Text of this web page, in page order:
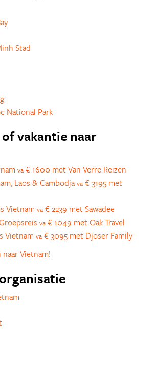
Stad
National Park
vakantie naar
va € 1600 met Van Verre Reizen
Laos & Cambodja va € 3195 met
Vietnam va € 2239 met Sawadee
va € 1049 met Oak Travel
Vietnam va € 3095 met Djoser Family
Vietnam!